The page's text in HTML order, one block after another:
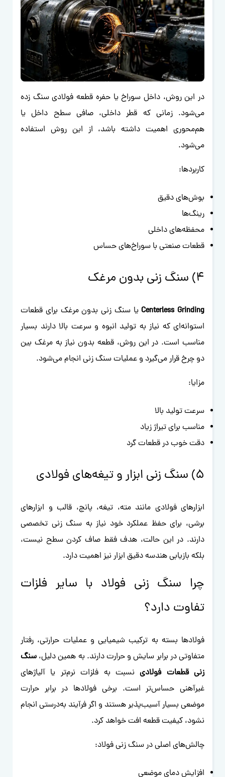
در این روش، داخل سوراخ یا حفره قطعه فولادی سنگ زده
می‌شود. زمانی که قطر داخلی، صافی سطح داخل یا
هم‌محوری اهمیت داشته باشد، از این روش استفاده
می‌شود.
کاربردها:
بوش‌های دقیق
رینگ‌ها
محفظه‌های داخلی
قطعات صنعتی با سوراخ‌های حساس
4) سنگ زنی بدون مرغک
Centerless Grindingیا سنگ زنی بدون مرغک برای قطعات
استوانه‌ای که نیاز به تولید انبوه و سرعت بالا دارند بسیار
مناسب است. در این روش، قطعه بدون نیاز به مرغک بین
دو چرخ قرار می‌گیرد و عملیات سنگ زنی انجام می‌شود.
مزایا:
سرعت تولید بالا
مناسب برای تیراژ زیاد
دقت خوب در قطعات گرد
5) سنگ زنی ابزار و تیغه‌های فولادی
ابزارهای فولادی مانند مته، تیغه، پانچ، قالب و ابزارهای
برشی، برای حفظ عملکرد خود نیاز به سنگ زنی تخصصی
دارند. در این حالت، هدف فقط صاف کردن سطح نیست،
بلکه بازیابی هندسه دقیق ابزار نیز اهمیت دارد.
چرا سنگ زنی فولاد با سایر فلزات
تفاوت دارد؟
فولادها بسته به ترکیب شیمیایی و عملیات حرارتی، رفتار
متفاوتی در برابر سایش و حرارت دارند. به همین دلیل، سنگ
زنی قطعات فولادینسبت به فلزات نرم‌تر یا آلیاژهای
غیرآهنی حساس‌تر است. برخی فولادها در برابر حرارت
موضعی بسیار آسیب‌پذیر هستند و اگر فرآیند به‌درستی انجام
نشود، کیفیت قطعه افت خواهد کرد.
چالش‌های اصلی در سنگ زنی فولاد:
افزایش دمای موضعی